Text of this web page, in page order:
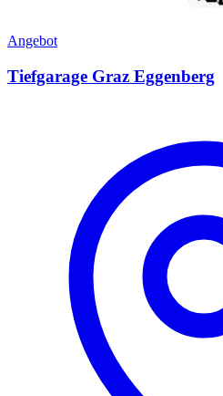
Angebot
Tiefgarage Graz Eggenberg